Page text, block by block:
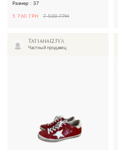
Размер : 37
5 760 ГРН 7 500 ГРН
Tatiana123YA
Частный продавец